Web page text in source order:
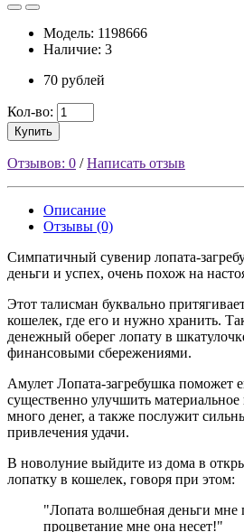
Модель: 1198666
Наличие: 3
70 рублей
Кол-во:
Купить
Отзывов: 0 /Написать отзыв
Описание
Отзывы (0)
Симпатичный сувенир лопата-
деньги и успех, очень похож на
Этот талисман буквально
кошелек, где его и нужно хранить.
денежный оберег лопату в
финансовыми сбережениями.
Амулет Лопата-загребушка поможет
существенно улучшить материальное
много денег, а также послужит
привлечения удачи.
В новолуние выйдите из дома в
лопатку в кошелек, говоря при этом:
"Лопата волшебная деньги мне
процветание мне она несет!"